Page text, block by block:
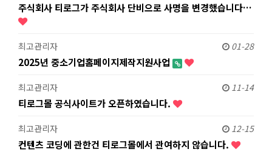
주식회사 티로그가 주식회사 단비으로 사명을 변경했습니다…
최고관리자 01-28
2025년 중소기업홈페이지제작지원사업
최고관리자 11-14
티로그몰 공식사이트가 오픈하였습니다.
최고관리자 12-15
컨텐츠 코딩에 관한건 티로그몰에서 관여하지 않습니다.